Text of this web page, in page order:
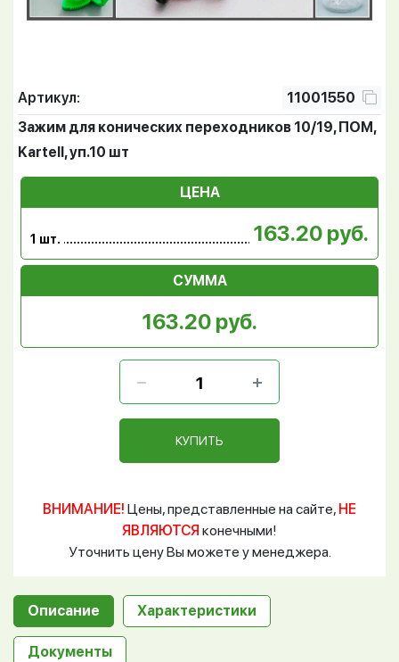
Артикул:
11001550
Зажим для конических переходников 10/19, ПОМ,
Kartell, уп.10 шт
ЦЕНА
1 шт. 163.20 руб.
СУММА
163.20 руб.
КУПИТЬ
ВНИМАНИЕ! Цены, представленные на сайте, НЕ
ЯВЛЯЮТСЯ конечными!
Уточнить цену Вы можете у менеджера.
Описание Характеристики
Документы